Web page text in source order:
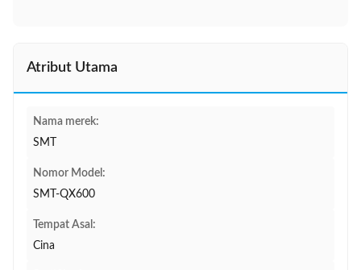
Atribut Utama
Nama merek:
SMT
Nomor Model:
SMT-QX600
Tempat Asal:
Cina